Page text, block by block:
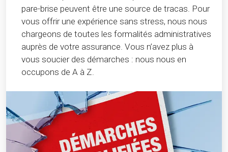
pare-brise peuvent être une source de tracas. Pour
vous offrir une expérience sans stress, nous nous
chargeons de toutes les formalités administratives
auprès de votre assurance. Vous n’avez plus à
vous soucier des démarches : nous nous en
occupons de A à Z.